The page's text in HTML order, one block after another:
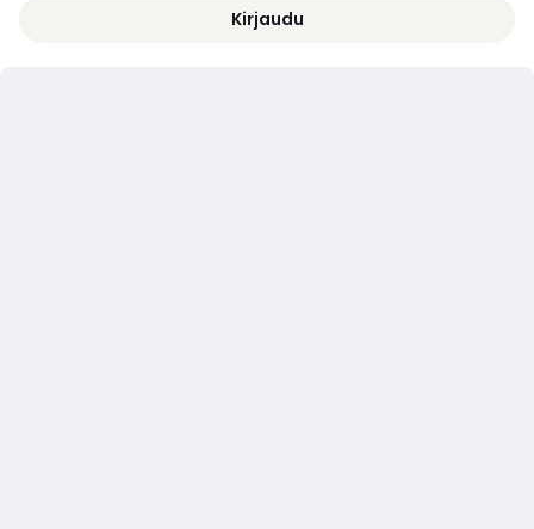
Kirjaudu